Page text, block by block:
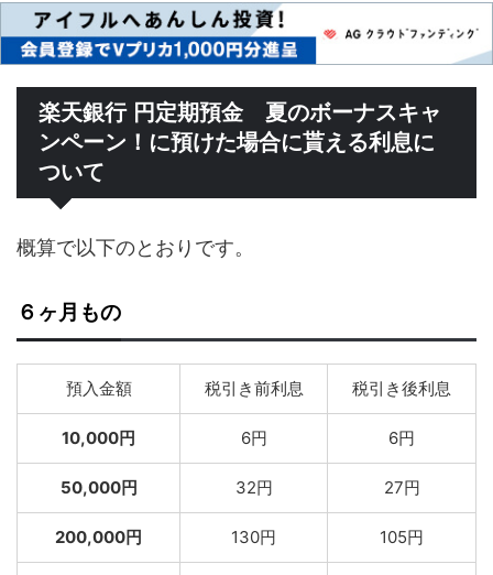
楽天銀行 円定期預金 夏のボーナスキャ
ンペーン！に預けた場合に貰える利息に
ついて
概算で以下のとおりです。
６ヶ月もの
預入金額 税引き前利息 税引き後利息
10,000円 6円 6円
50,000円 32円 27円
200,000円 130円 105円